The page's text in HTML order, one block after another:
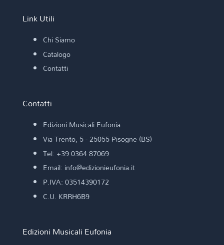
Link Utili
Chi Siamo
Catalogo
Contatti
Contatti
Edizioni Musicali Eufonia
Via Trento, 5 - 25055 Pisogne (BS)
Tel: +39 0364 87069
Email: info@edizionieufonia.it
P.IVA: 03514390172
C.U. KRRH6B9
Edizioni Musicali Eufonia